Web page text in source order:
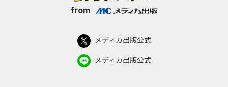
from
メディカ出版公式
メディカ出版公式